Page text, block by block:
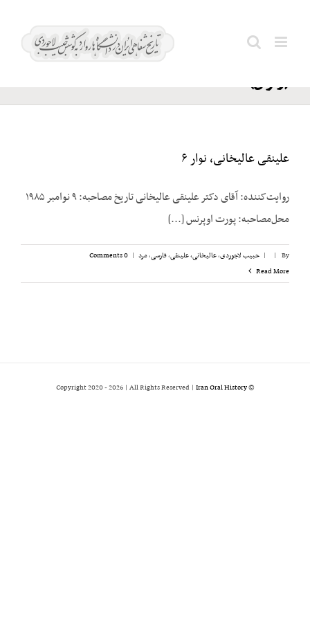
شارل
(ژنرال)
علینقی عالیخانی، نوار ۶
روایت‌کننده: آقای دکتر علینقی عالیخانی تاریخ مصاحبه: ۹ نوامبر ۱۹۸۵
محل‌مصاحبه: پورت اوپرنس [...]
By
|
| حبیب لاجوردی,عالیخانی، علینقی,فارسی,مرد |
0 Comments
Read More
© Copyright 2020 -
2026 | All Rights Reserved | Iran Oral History